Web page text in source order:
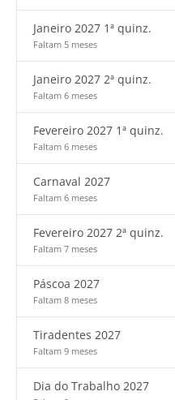
Janeiro 2027 1ª quinz.
Faltam 5 meses
Janeiro 2027 2ª quinz.
Faltam 6 meses
Fevereiro 2027 1ª quinz.
Faltam 6 meses
Carnaval 2027
Faltam 6 meses
Fevereiro 2027 2ª quinz.
Faltam 7 meses
Páscoa 2027
Faltam 8 meses
Tiradentes 2027
Faltam 9 meses
Dia do Trabalho 2027